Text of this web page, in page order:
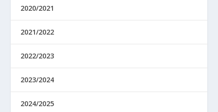
2020/2021
2021/2022
2022/2023
2023/2024
2024/2025